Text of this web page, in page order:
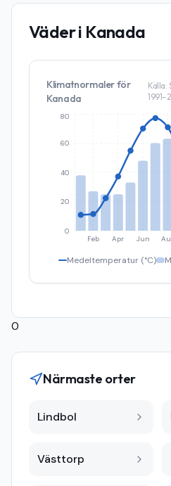
Väder i Kanada
Klimatnormaler för
Kanada
Källa:
Feb Apr Jun
0
20
40
60
80
Medeltemperatur (°C)
0
Närmaste orter
Lindbol
Västtorp